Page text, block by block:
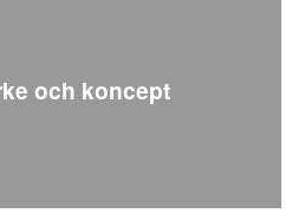
och koncept